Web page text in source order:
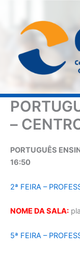
–
PORTUGUÊS
16:50
2ª FEIRA –
NOME DA SALA:
5ª FEIRA –